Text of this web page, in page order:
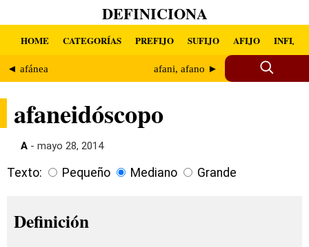
DEFINICIONA
HOME CATEGORÍAS PREFIJO SUFIJO AFIJO INFIJO
◄ afánea afani, afano ►
afaneidóscopo
A - mayo 28, 2014
Texto: Pequeño Mediano Grande
Definición